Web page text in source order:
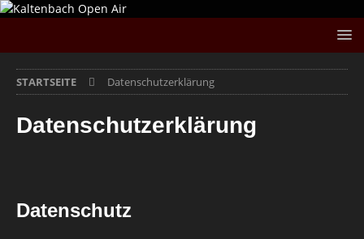
STARTSEITE Datenschutzerklärung
Datenschutzerklärung
Datenschutz